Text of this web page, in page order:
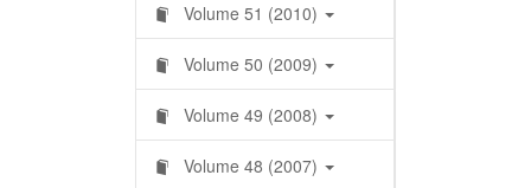
Volume 51 (2010)
Volume 50 (2009)
Volume 49 (2008)
Volume 48 (2007)